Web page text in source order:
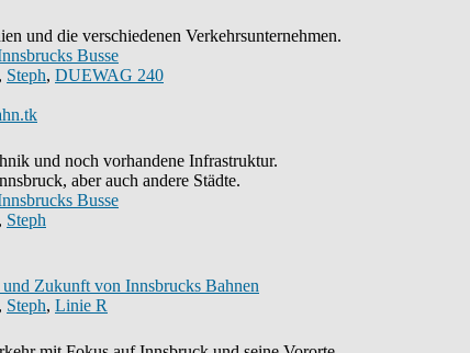
und die verschiedenen Verkehrsunternehmen.
Busse
, Steph, DUEWAG 240
und noch vorhandene Infrastruktur.
aber auch andere Städte.
Busse
, Steph
Zukunft von Innsbrucks Bahnen
, Steph, Linie R